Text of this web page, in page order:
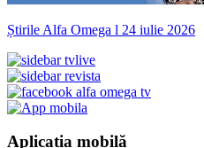
Știrile Alfa Omega l 24 iulie 2026
Aplicația mobilă